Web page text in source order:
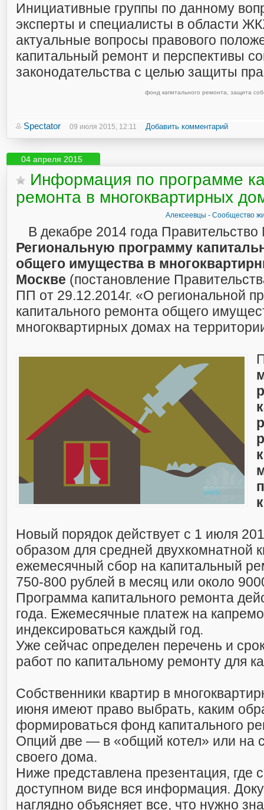
Инициативные группы по данному
эксперты и специалисты в области
актуальные вопросы правового
капитальный ремонт и перспективы
законодательства с целью защиты
фонд капитального ремонта защита
Spectator 09 июля 2015, 12:11 Добавить комментарий
04 апреля 2015
Информация по программе
ремонта в многоквартирных
Алексеевцы - Сообщество
В декабре 2014 года
Региональную программу
общего имущества в
Москве (постановление
ПП от 29.12.2014г. «О региональной
капитального ремонта общего
многоквартирных домах на
Новый порядок действует с 1 июля
образом для средней двухкомнатной
ежемесячный сбор на капитальный
750-800 рублей в месяц или около
Программа капитального ремонта
года. Ежемесячные платеж на
индексироваться каждый год.
Уже сейчас определен перечень и
работ по капитальному ремонту для
Собственники квартир в
июня имеют право выбрать, каким
формироваться фонд капитального
Опций две — в «общий котел» или на
своего дома.
Ниже представлена презентация, где
доступном виде вся информация.
наглядно объясняет все, что нужно